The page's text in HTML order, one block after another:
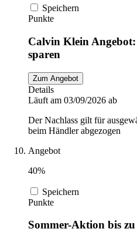
Speichern
Punkte
Calvin Klein
sparen
Zum Angebot
Details
Läuft am 03/09/2026 ab
Der Nachlass gilt für
beim Händler abgezogen
Angebot
40%
Speichern
Punkte
Sommer-Aktion bis